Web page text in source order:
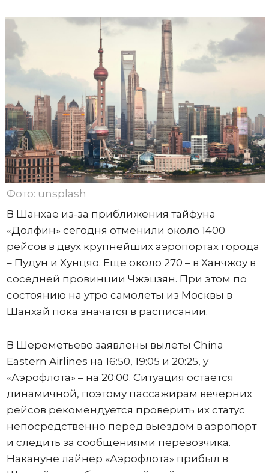
Фото: unsplash
В Шанхае из-за приближения тайфуна
«Долфин» сегодня отменили около 1400
рейсов в двух крупнейших аэропортах города
– Пудун и Хунцяо. Еще около 270 – в Ханчжоу в
соседней провинции Чжэцзян. При этом по
состоянию на утро самолеты из Москвы в
Шанхай пока значатся в расписании.
В Шереметьево заявлены вылеты China
Eastern Airlines на 16:50, 19:05 и 20:25, у
«Аэрофлота» – на 20:00. Ситуация остается
динамичной, поэтому пассажирам вечерних
рейсов рекомендуется проверить их статус
непосредственно перед выездом в аэропорт
и следить за сообщениями перевозчика.
Накануне лайнер «Аэрофлота» прибыл в